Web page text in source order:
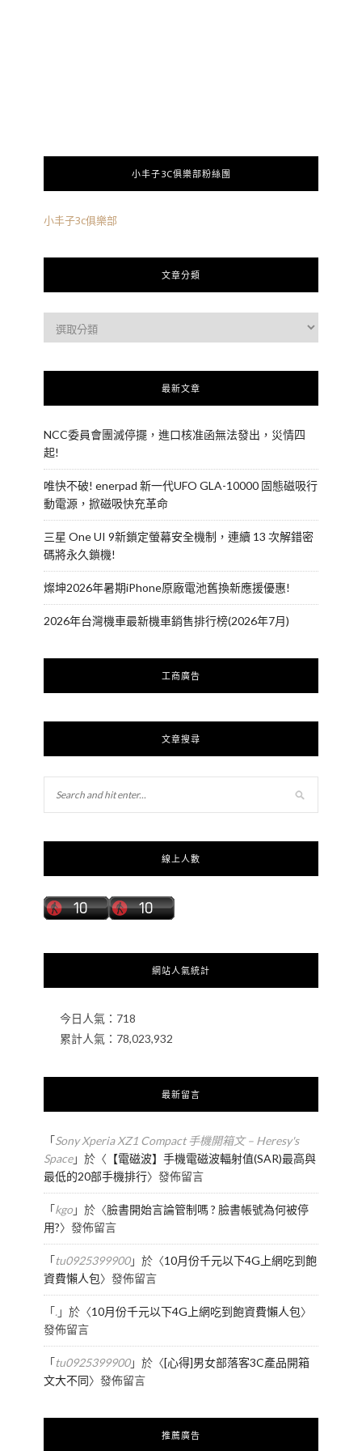
小丰子3C俱樂部粉絲團
小丰子3c俱樂部
文章分類
最新文章
NCC委員會團滅停擺，進口核准函無法發出，災情四
起!
唯快不破! enerpad 新一代UFO GLA-10000 固態磁吸行
動電源，掀磁吸快充革命
三星 One UI 9新鎖定螢幕安全機制，連續 13 次解錯密
碼將永久鎖機!
燦坤2026年暑期iPhone原廠電池舊換新應援優惠!
2026年台灣機車最新機車銷售排行榜(2026年7月)
工商廣告
文章搜尋
線上人數
網站人氣統計
今日人氣： 718
累計人氣： 78,023,932
最新留言
「Sony Xperia XZ1 Compact 手機開箱文 – Heresy's
Space」於〈 【電磁波】手機電磁波輻射值(SAR)最高與
最低的20部手機排行〉發佈留言
「kgo」於〈臉書開始言論管制嗎 ? 臉書帳號為何被停
用?〉發佈留言
「tu0925399900」於〈10月份千元以下4G上網吃到飽
資費懶人包〉發佈留言
「.」於〈10月份千元以下4G上網吃到飽資費懶人包〉
發佈留言
「tu0925399900」於〈[心得]男女部落客3C產品開箱
文大不同〉發佈留言
推薦廣告